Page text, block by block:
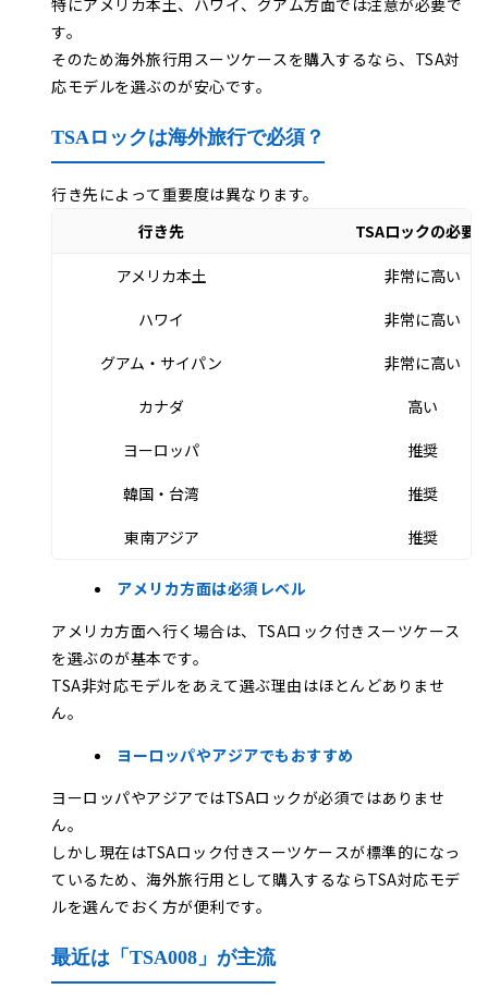
す。
そのため海外旅行用スーツケースを購入するなら、TSA対
応モデルを選ぶのが安心です。
TSAロックは海外旅行で必須？
行き先によって重要度は異なります。
行き先
TSAロックの必要
アメリカ本土
非常に高い
ハワイ
非常に高い
グアム・サイパン
非常に高い
カナダ
高い
ヨーロッパ
推奨
韓国・台湾
推奨
東南アジア
推奨
アメリカ方面は必須レベル
アメリカ方面へ行く場合は、TSAロック付きスーツケース
を選ぶのが基本です。
TSA非対応モデルをあえて選ぶ理由はほとんどありませ
ん。
ヨーロッパやアジアでもおすすめ
ヨーロッパやアジアではTSAロックが必須ではありませ
ん。
しかし現在はTSAロック付きスーツケースが標準的になっ
ているため、海外旅行用として購入するならTSA対応モデ
ルを選んでおく方が便利です。
最近は「TSA008」が主流